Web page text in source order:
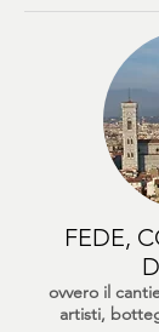
FEDE,
ovvero il
artisti,